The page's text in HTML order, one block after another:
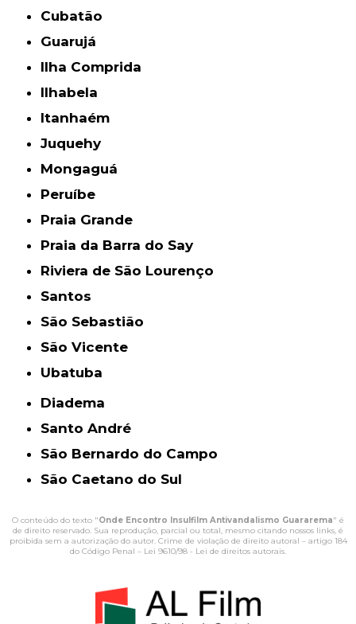
Cubatão
Guarujá
Ilha Comprida
Ilhabela
Itanhaém
Juquehy
Mongaguá
Peruíbe
Praia Grande
Praia da Barra do Say
Riviera de São Lourenço
Santos
São Sebastião
São Vicente
Ubatuba
Diadema
Santo André
São Bernardo do Campo
São Caetano do Sul
O conteúdo do texto "Onde Encontro Insulfilm Antivandalismo Guararema" é
de direito reservado. Sua reprodução, parcial ou total, mesmo citando nossos links, é
proibida sem a autorização do autor. Crime de violação de direito autoral – artigo 184
do Código Penal – Lei 9610/98 - Lei de direitos autorais.